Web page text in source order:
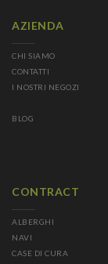
AZIENDA
CHI SIAMO
CONTATTI
I NOSTRI NEGOZI
BLOG
CONTRACT
ALBERGHI
NAVI
CASE DI CURA